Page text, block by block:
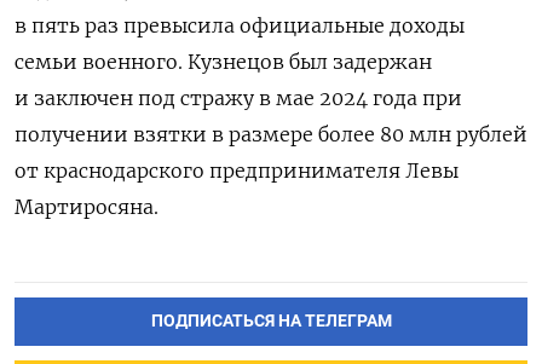
в пять раз превысила официальные доходы
семьи военного. Кузнецов был задержан
и заключен под стражу в мае 2024 года при
получении взятки в размере более 80 млн рублей
от краснодарского предпринимателя Левы
Мартиросяна.
ПОДПИСАТЬСЯ НА ТЕЛЕГРАМ